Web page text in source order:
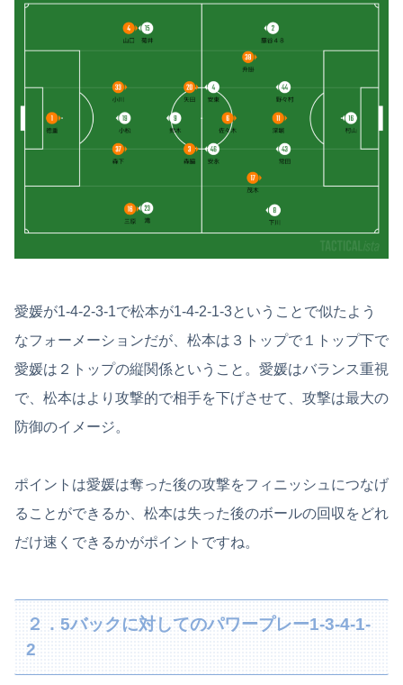
愛媛が1-4-2-3-1で松本が1-4-2-1-3ということで似たよう
なフォーメーションだが、松本は３トップで１トップ下で
愛媛は２トップの縦関係ということ。愛媛はバランス重視
で、松本はより攻撃的で相手を下げさせて、攻撃は最大の
防御のイメージ。
ポイントは愛媛は奪った後の攻撃をフィニッシュにつなげ
ることができるか、松本は失った後のボールの回収をどれ
だけ速くできるかがポイントですね。
２．5バックに対してのパワープレー1-3-4-1-
2